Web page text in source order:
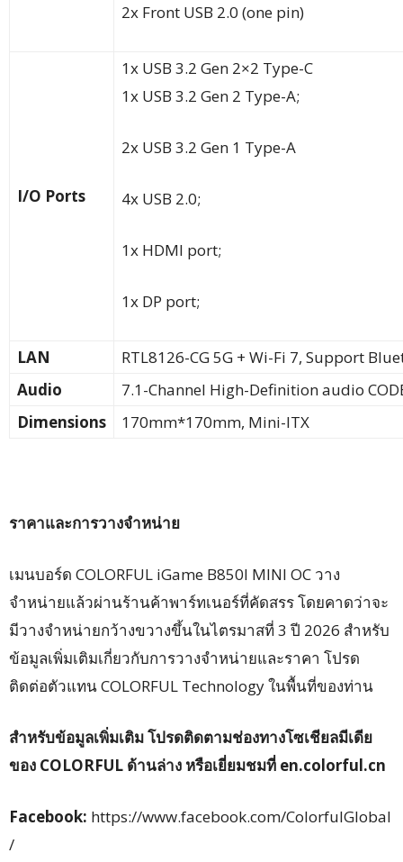
2x Front USB 2.0 (one pin)
I/O Ports
1x USB 3.2 Gen 2×2 Type-C
1x USB 3.2 Gen 2 Type-A;
2x USB 3.2 Gen 1 Type-A
4x USB 2.0;
1x HDMI port;
1x DP port;
LAN
RTL8126-CG 5G + Wi-Fi 7, Support
Audio
7.1-Channel High-Definition audio
Dimensions
170mm*170mm, Mini-ITX
ราคาและการวางจำหน่าย
เมนบอร์ด COLORFUL iGame B850I MINI OC วาง
จำหน่ายแล้วผ่านร้านค้าพาร์ทเนอร์ที่คัดสรร โดยคาดว่าจะ
มีวางจำหน่ายกว้างขวางขึ้นในไตรมาสที่ 3 ปี 2026 สำหรับ
ข้อมูลเพิ่มเติมเกี่ยวกับการวางจำหน่ายและราคา โปรด
ติดต่อตัวแทน COLORFUL Technology ในพื้นที่ของท่าน
สำหรับข้อมูลเพิ่มเติม โปรดติดตามช่องทางโซเชียลมีเดีย
ของ COLORFUL ด้านล่าง หรือเยี่ยมชมที่ en.colorful.cn
Facebook: https://www.facebook.com/ColorfulGlobal
/